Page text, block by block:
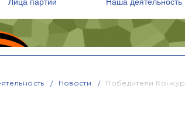
Лица партии Наша деятельность
Новости Победители